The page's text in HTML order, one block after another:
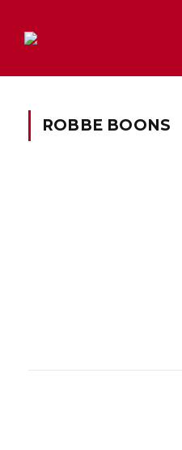
ROBBE BOONS